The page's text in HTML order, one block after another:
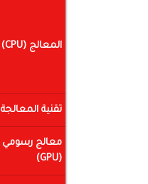
المعالج (CPU)
تقنية المعالجة
معالج رسومي
(GPU)